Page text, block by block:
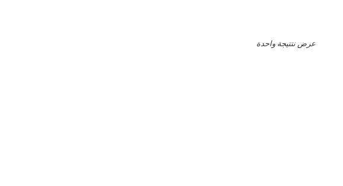
عرض نتتيجة واحدة